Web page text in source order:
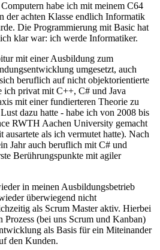
habe ich mit meinem C64
der achten Klasse endlich Informatik
Die Programmierung mit Basic hat
klar war: ich werde Informatiker.
mit einer Ausbildung zum
umgesetzt, auch
beruflich auf nicht objektorientierte
ich privat mit C++, C# und Java
mit einer fundierteren Theorie zu
dazu hatte - habe ich von 2008 bis
RWTH Aachen University gemacht
als ich vermutet hatte). Nach
Jahr auch beruflich mit C# und
Berührungspunkte mit agiler
in meinen Ausbildungsbetrieb
überwiegend nicht
als Scrum Master aktiv. Hierbei
Prozess (bei uns Scrum und Kanban)
als Basis für ein Miteinander
den Kunden.